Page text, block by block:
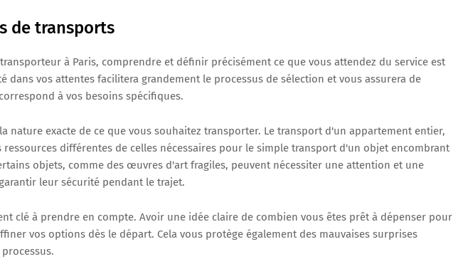
de transports
à Paris, comprendre et définir précisément ce que vous attendez du service est
dans vos attentes facilitera grandement le processus de sélection et vous assurera de
à vos besoins spécifiques.
nature exacte de ce que vous souhaitez transporter. Le transport d'un appartement entier,
ressources différentes de celles nécessaires pour le simple transport d'un objet encombrant
objets, comme des œuvres d'art fragiles, peuvent nécessiter une attention et une
leur sécurité pendant le trajet.
clé à prendre en compte. Avoir une idée claire de combien vous êtes prêt à dépenser pour
vos options dès le départ. Cela vous protège également des mauvaises surprises